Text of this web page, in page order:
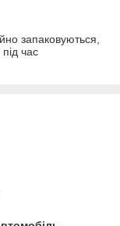
запаковуються,
час